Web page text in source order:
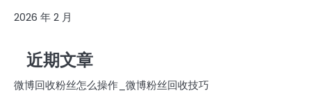
2026 年 2 月
近期文章
微博回收粉丝怎么操作_微博粉丝回收技巧